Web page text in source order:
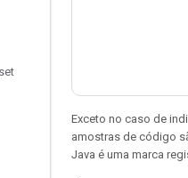
Exceto no caso de
amostras de código
Java é uma marca